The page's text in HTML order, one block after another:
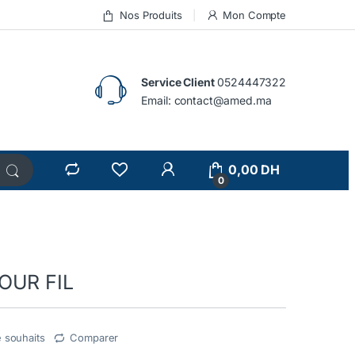
Nos Produits Mon Compte
Service Client 0524447322
Email: contact@amed.ma
0
0,00 DH
FIL
souhaits Comparer